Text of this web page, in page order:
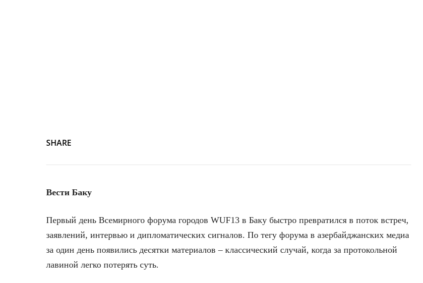
SHARE
Вести Баку
Первый день Всемирного форума городов WUF13 в Баку быстро превратился в поток встреч,
заявлений, интервью и дипломатических сигналов. По тегу форума в азербайджанских медиа
за один день появились десятки материалов – классический случай, когда за протокольной
лавиной легко потерять суть.